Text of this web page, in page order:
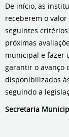
De início, as
receberem o
seguintes
próximas
municipal e fazer
garantir o avanço
disponibilizados
seguindo a
Secretaria